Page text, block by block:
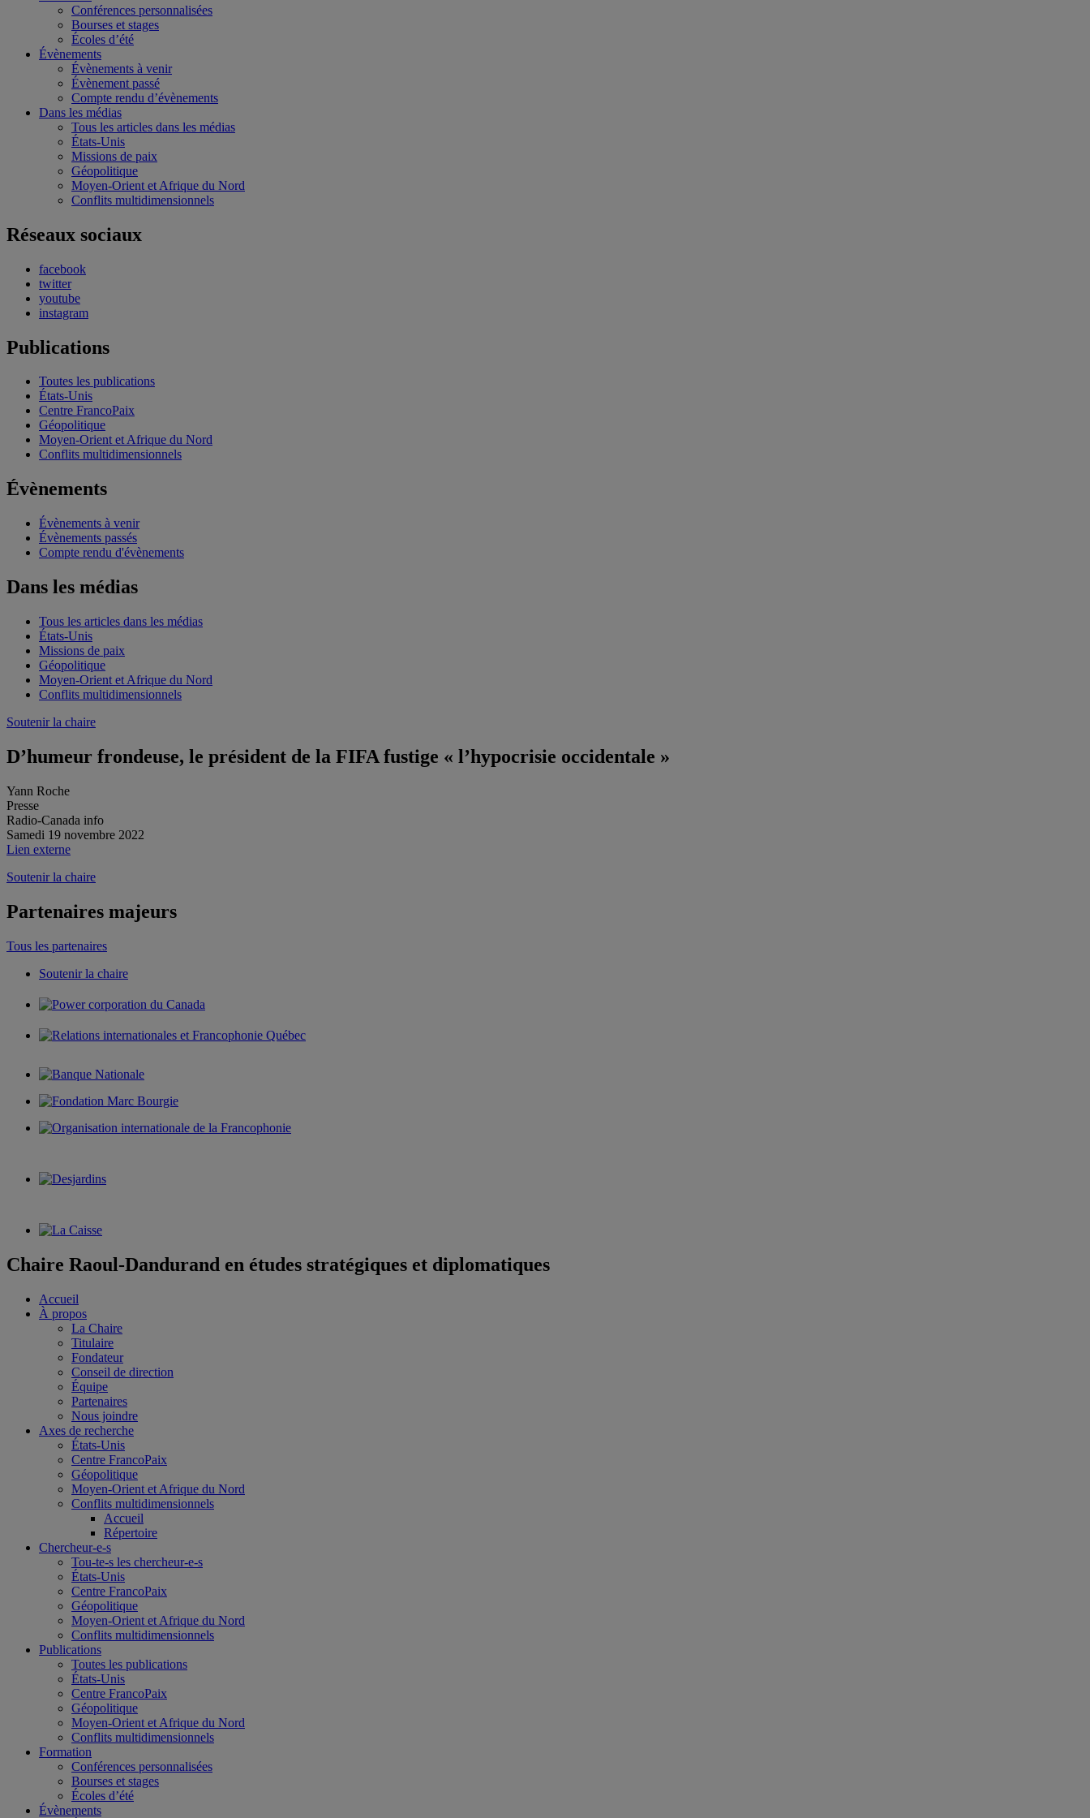
Conférences personnalisées
Bourses et stages
Écoles d’été
Évènements
Évènements à venir
Évènement passé
Compte rendu d’évènements
Dans les médias
Tous les articles dans les médias
États-Unis
Missions de paix
Géopolitique
Moyen-Orient et Afrique du Nord
Conflits multidimensionnels
Réseaux sociaux
facebook
twitter
youtube
instagram
Publications
Toutes les publications
États-Unis
Centre FrancoPaix
Géopolitique
Moyen-Orient et Afrique du Nord
Conflits multidimensionnels
Évènements
Évènements à venir
Évènements passés
Compte rendu d'évènements
Dans les médias
Tous les articles dans les médias
États-Unis
Missions de paix
Géopolitique
Moyen-Orient et Afrique du Nord
Conflits multidimensionnels
Soutenir la chaire
D’humeur frondeuse, le président de la FIFA fustige « l’hypocrisie occidentale »
Yann Roche
Presse
Radio-Canada info
Samedi 19 novembre 2022
Lien externe
Soutenir la chaire
Partenaires majeurs
Tous les partenaires
Soutenir la chaire
Chaire Raoul-Dandurand en études stratégiques et diplomatiques
Accueil
À propos
La Chaire
Titulaire
Fondateur
Conseil de direction
Équipe
Partenaires
Nous joindre
Axes de recherche
États-Unis
Centre FrancoPaix
Géopolitique
Moyen-Orient et Afrique du Nord
Conflits multidimensionnels
Accueil
Répertoire
Chercheur-e-s
Tou-te-s les chercheur-e-s
États-Unis
Centre FrancoPaix
Géopolitique
Moyen-Orient et Afrique du Nord
Conflits multidimensionnels
Publications
Toutes les publications
États-Unis
Centre FrancoPaix
Géopolitique
Moyen-Orient et Afrique du Nord
Conflits multidimensionnels
Formation
Conférences personnalisées
Bourses et stages
Écoles d’été
Évènements